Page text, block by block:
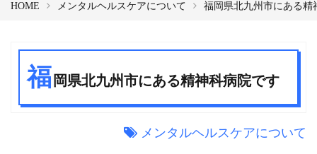
HOME メンタルヘルスケアについて 福岡県北九州市にある精
福 岡県北九州市にある精神科病院です
メンタルヘルスケアについて